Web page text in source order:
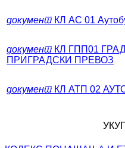
документ КЛ АС 01
документ КЛ ГПП01
ПРИГРАДСКИ ПРЕВОЗ
документ КЛ АТП 02